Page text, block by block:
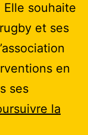
souhaite
et ses
en
ses
la